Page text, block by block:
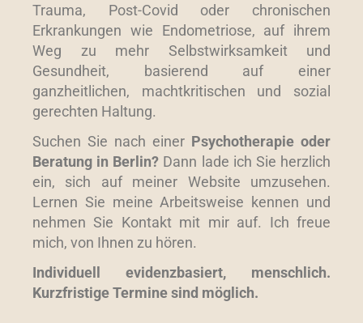
Trauma, Post-Covid oder chronischen
Erkrankungen wie Endometriose, auf ihrem
Weg zu mehr Selbstwirksamkeit und
Gesundheit, basierend auf einer
ganzheitlichen, machtkritischen und sozial
gerechten Haltung.
Suchen Sie nach einer Psychotherapie oder
Beratung in Berlin? Dann lade ich Sie herzlich
ein, sich auf meiner Website umzusehen.
Lernen Sie meine Arbeitsweise kennen und
nehmen Sie Kontakt mit mir auf. Ich freue
mich, von Ihnen zu hören.
Individuell evidenzbasiert, menschlich.
Kurzfristige Termine sind möglich.